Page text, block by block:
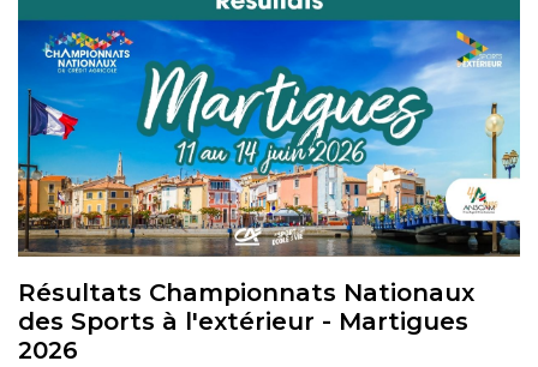
Résultats Championnats Nationaux
des Sports à l'extérieur - Martigues
2026